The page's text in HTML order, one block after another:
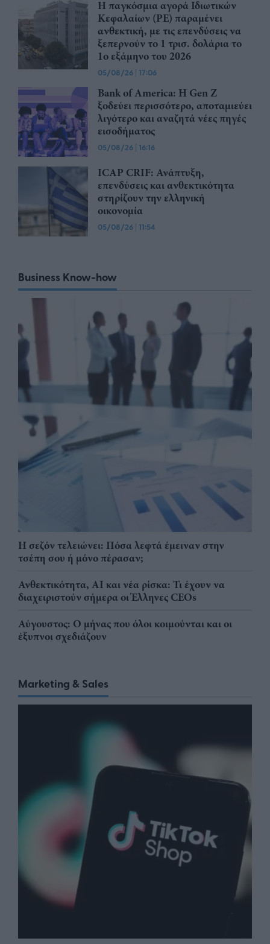
Η παγκόσμια αγορά Ιδιωτικών
Κεφαλαίων (PE) παραμένει
ανθεκτική, με τις επενδύσεις να
ξεπερνούν το 1 τρισ. δολάρια το
1ο εξάμηνο του 2026
05/08/26 | 17:06
Bank of America: Η Gen Z
ξoδεύει περισσότερο, αποταμιεύει
λιγότερο και αναζητά νέες πηγές
εισοδήματος
05/08/26 | 16:16
ICAP CRIF: Ανάπτυξη,
επενδύσεις και ανθεκτικότητα
στηρίζουν την ελληνική
οικονομία
05/08/26 | 11:54
Business Know-how
Η σεζόν τελειώνει: Πόσα λεφτά έμειναν στην
τσέπη σου ή μόνο πέρασαν;
Ανθεκτικότητα, AI και νέα ρίσκα: Τι έχουν να
διαχειριστούν σήμερα οι Έλληνες CEOs
Αύγουστος: Ο μήνας που όλοι κοιμούνται και οι
έξυπνοι σχεδιάζουν
Marketing & Sales